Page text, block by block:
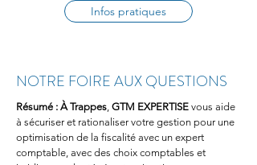
Infos pratiques
NOTRE FOIRE AUX QUESTIONS
Résumé : À Trappes, GTM EXPERTISE vous aide
à sécuriser et rationaliser votre gestion pour une
optimisation de la fiscalité avec un expert
comptable, avec des choix comptables et